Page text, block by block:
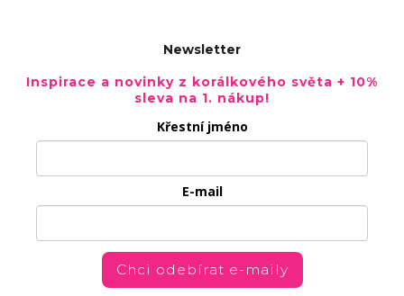
Newsletter
Inspirace a novinky z korálkového světa + 10%
sleva na 1. nákup!
Křestní jméno
E-mail
Chci odebírat e-maily